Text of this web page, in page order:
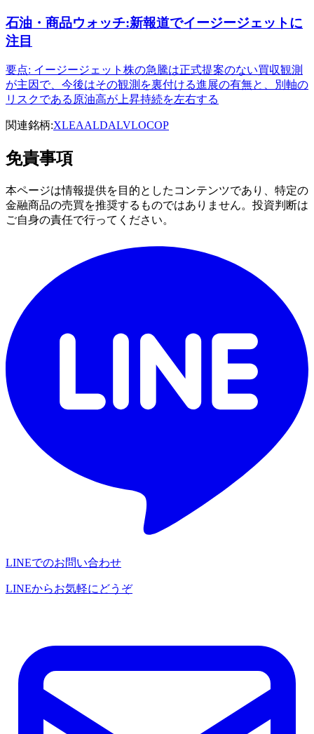
石油・商品ウォッチ:新報道でイージージェットに
注目
要点: イージージェット株の急騰は正式提案のない買収観測
が主因で、今後はその観測を裏付ける進展の有無と、別軸の
リスクである原油高が上昇持続を左右する
関連銘柄:XLEAALDALVLOCOP
免責事項
本ページは情報提供を目的としたコンテンツであり、特定の
金融商品の売買を推奨するものではありません。投資判断は
ご自身の責任で行ってください。
LINEでのお問い合わせ
LINEからお気軽にどうぞ